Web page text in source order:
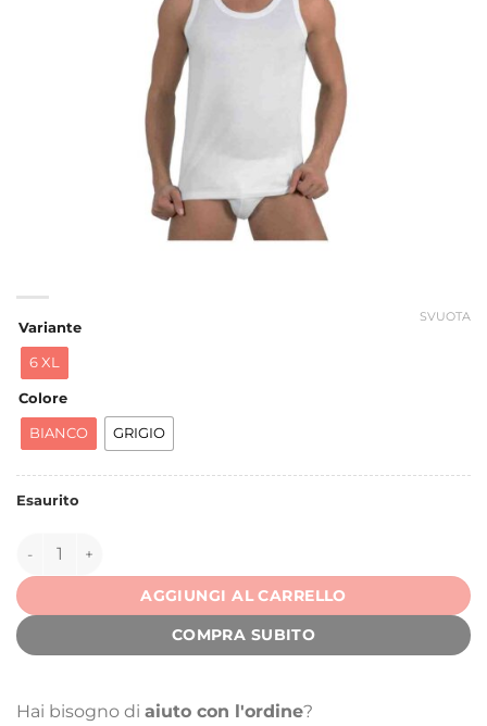
Variante
6 XL
Colore
BIANCO GRIGIO
SVUOTA
Esaurito
152464 quantità
AGGIUNGI AL CARRELLO
COMPRA SUBITO
Hai bisogno di aiuto con l'ordine?